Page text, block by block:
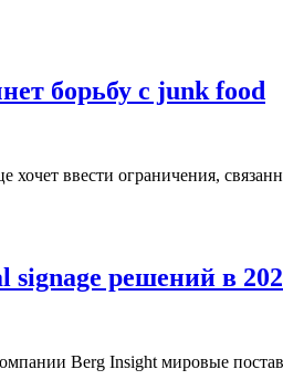
борьбу с junk food
хочет ввести ограничения,
решений в
Berg Insight мировые